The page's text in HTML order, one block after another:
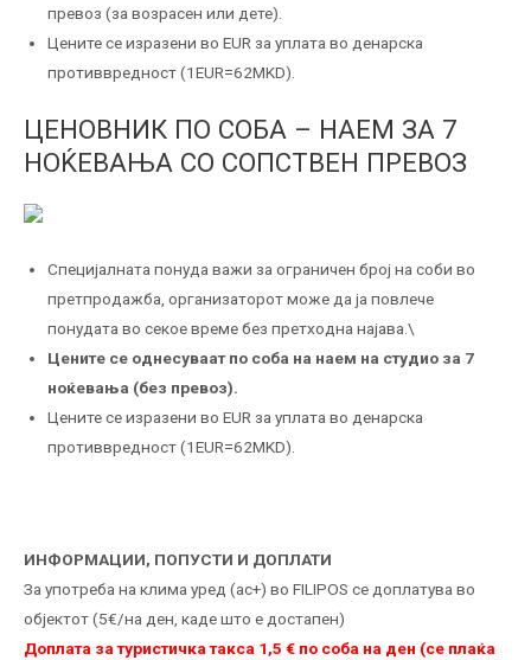
превоз (за возрасен или дете).
Цените се изразени во EUR за уплата во денарска
противвредност (1EUR=62MKD).
ЦЕНОВНИК ПО СОБА – НАЕМ ЗА 7
НОЌЕВАЊА СО СОПСТВЕН ПРЕВОЗ
Специјалната понуда важи за ограничен број на соби во
претпродажба, организаторот може да ја повлече
понудата во секое време без претходна најава.\
Цените се однесуваат по соба на наем на студио за 7
ноќевања (без превоз).
Цените се изразени во EUR за уплата во денарска
противвредност (1EUR=62MKD).
ИНФОРМАЦИИ, ПОПУСТИ И ДОПЛАТИ
За употреба на клима уред (ac+) во FILIPOS се доплатува во
објектот (5€/на ден, каде што е достапен)
Доплата за туристичка такса 1,5 € по соба на ден (се плаќа